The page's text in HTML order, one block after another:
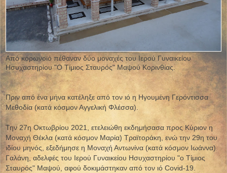
Από κορωνοϊό πέθαναν δύο μοναχές του Ιερού Γυναικείου
Ησυχαστηρίου "Ο Τίμιος Σταυρός" Μαψού Κορινθίας.
Πριν από ένα μήνα κατέληξε από τον ιό η Ηγουμένη Γερόντισσα
Μεθοδία (κατά κόσμον Αγγελική Φλέσσα).
Την 27η Οκτωβρίου 2021, ετελειώθη εκδημήσασα προς Κύριον η
Μοναχή Θέκλα (κατά κόσμον Μαρία) Τραϊτοράκη, ενώ την 29η του
ιδίου μηνός, εξεδήμησε η Μοναχή Αντωνίνα (κατά κόσμον Ιωάννα)
Γαλάνη, αδελφές του Ιερού Γυναικείου Ησυχαστηρίου "ο Τίμιος
Σταυρός" Μαψού, αφού δοκιμάστηκαν από τον ιό Covid-19.